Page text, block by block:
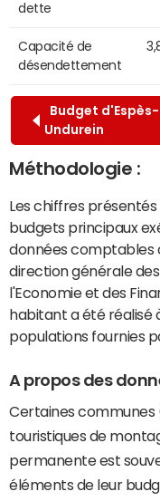
dette
Capacité de
désendettement
Budget d'Espès-
Undurein
Méthodologie :
Les chiffres
budgets principaux
données comptables
direction générale
l'Economie et des
habitant a été réalisé
populations fournies
A propos des
Certaines
touristiques de
permanente est
éléments de leur